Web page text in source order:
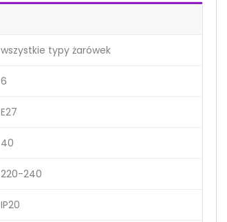
wszystkie typy żarówek
6
E27
40
220-240
IP20